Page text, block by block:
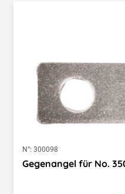
N°: 300098
Gegenangel für No.